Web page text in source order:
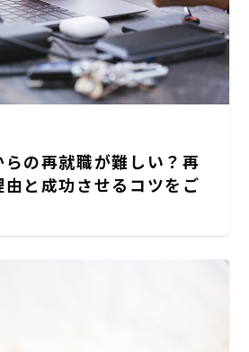
の再就職が難しい？再
と成功させるコツをご